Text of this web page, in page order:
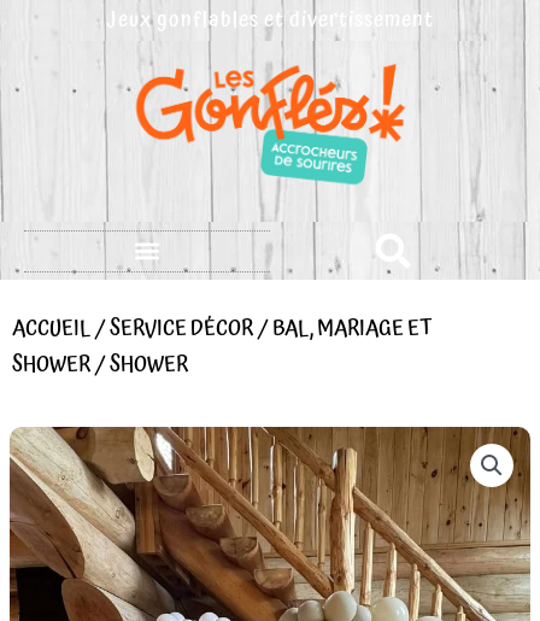
contenu
Jeux gonflables et divertissement
ACCUEIL/SERVICE DÉCOR/BAL, MARIAGE ET
SHOWER/ SHOWER